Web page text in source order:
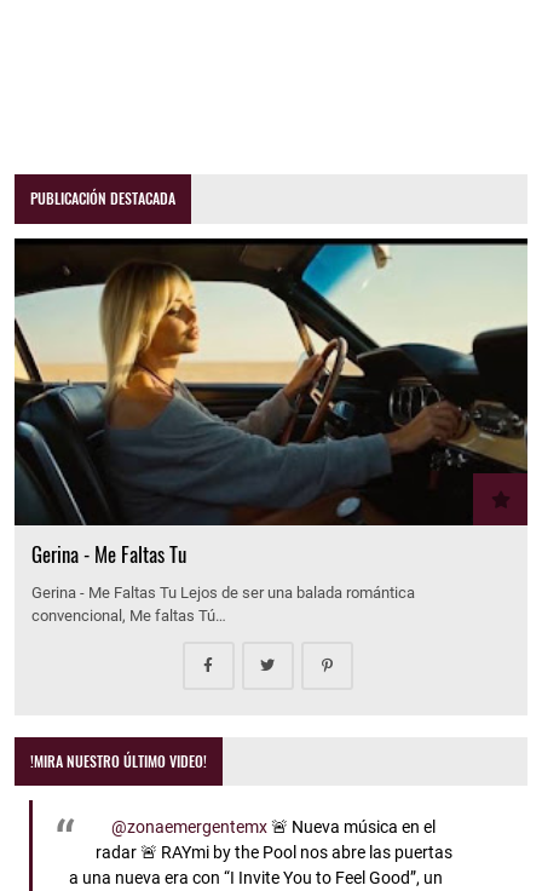
PUBLICACIÓN DESTACADA
Gerina - Me Faltas Tu
Gerina - Me Faltas Tu Lejos de ser una balada romántica
convencional, Me faltas Tú…
!MIRA NUESTRO ÚLTIMO VIDEO!
@zonaemergentemx🚨 Nueva música en el
radar 🚨 RAYmi by the Pool nos abre las puertas
a una nueva era con “I Invite You to Feel Good”, un